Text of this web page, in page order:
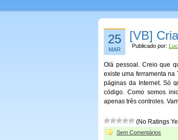
25
MAR
[VB]
Publicado por:
Olá pessoal. Creio que
existe uma ferramenta na
páginas da Internet. Só
código. Como somos
apenas três controles.
(No Ratings
Sem Comentários